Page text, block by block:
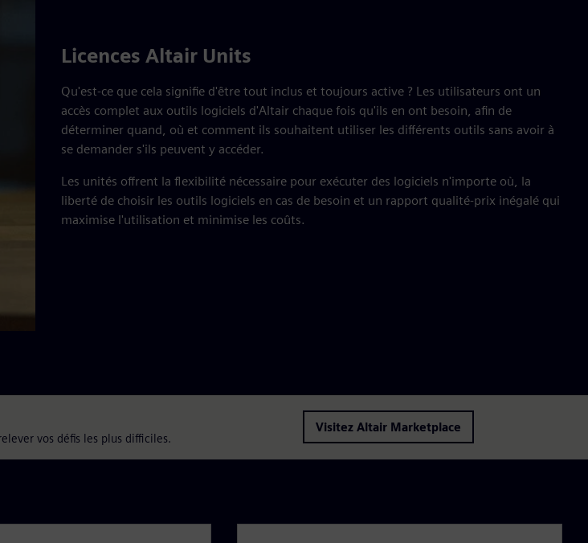
Licences Altair Units
Qu'est-ce que cela signifie d'être tout inclus et toujours active ? Les utilisateurs ont un
accès complet aux outils logiciels d'Altair chaque fois qu'ils en ont besoin, afin de
déterminer quand, où et comment ils souhaitent utiliser les différents outils sans avoir à
se demander s'ils peuvent y accéder.
Les unités offrent la flexibilité nécessaire pour exécuter des logiciels n'importe où, la
liberté de choisir les outils logiciels en cas de besoin et un rapport qualité-prix inégalé qui
maximise l'utilisation et minimise les coûts.
vos défis les plus difficiles.
Visitez Altair Marketplace